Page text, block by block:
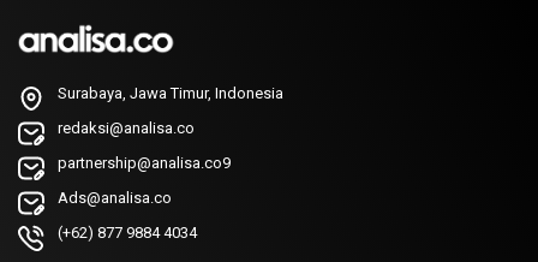
Surabaya, Jawa Timur, Indonesia
redaksi@analisa.co
partnership@analisa.co9
Ads@analisa.co
(+62) 877 9884 4034